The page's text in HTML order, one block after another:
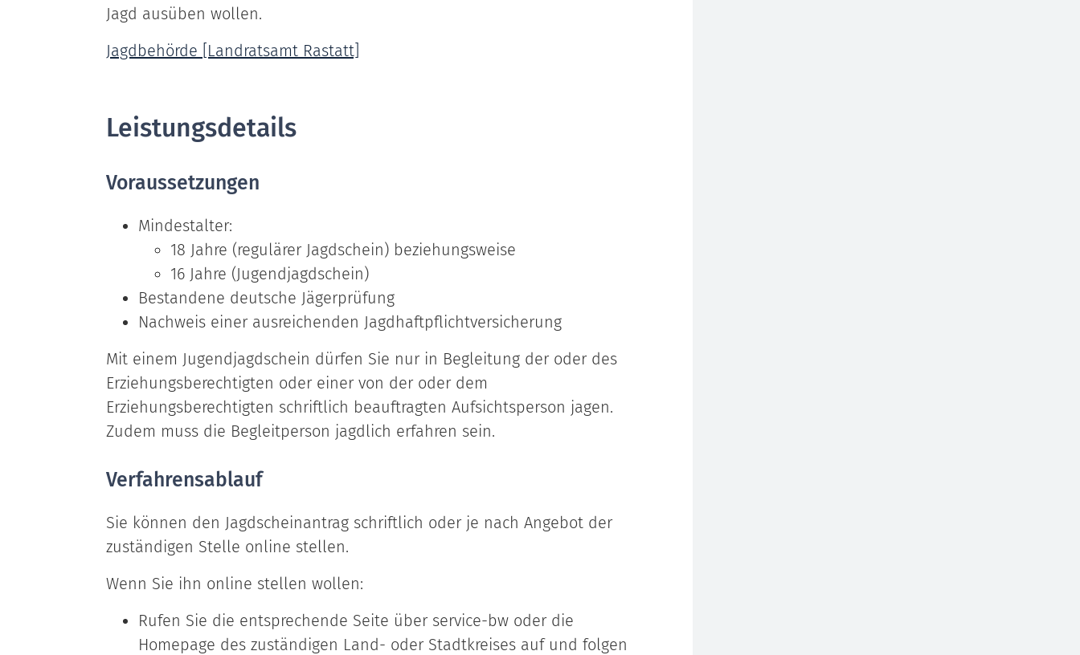
Jagd ausüben wollen.
Jagdbehörde [Landratsamt Rastatt]
Leistungsdetails
Voraussetzungen
Mindestalter:
18 Jahre (regulärer Jagdschein) beziehungsweise
16 Jahre (Jugendjagdschein)
Bestandene deutsche Jägerprüfung
Nachweis einer ausreichenden Jagdhaftpflichtversicherung
Mit einem Jugendjagdschein dürfen Sie nur in Begleitung der oder des
Erziehungsberechtigten oder einer von der oder dem
Erziehungsberechtigten schriftlich beauftragten Aufsichtsperson jagen.
Zudem muss die Begleitperson jagdlich erfahren sein.
Verfahrensablauf
Sie können den Jagdscheinantrag schriftlich oder je nach Angebot der
zuständigen Stelle online stellen.
Wenn Sie ihn online stellen wollen:
Rufen Sie die entsprechende Seite über service-bw oder die
Homepage des zuständigen Land- oder Stadtkreises auf und folgen